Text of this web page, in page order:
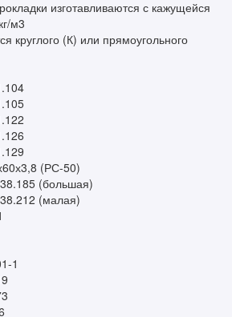
изготавливаются с кажущейся
м3
круглого (К) или прямоугольного
(РС-50)
(большая)
(малая)
1